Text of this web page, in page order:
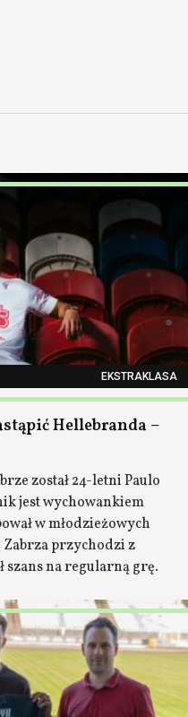
EKSTRAKLASA
Hellebranda –
został 24-letni Paulo
jest wychowankiem
w młodzieżowych
przychodzi z
szans na regularną grę.